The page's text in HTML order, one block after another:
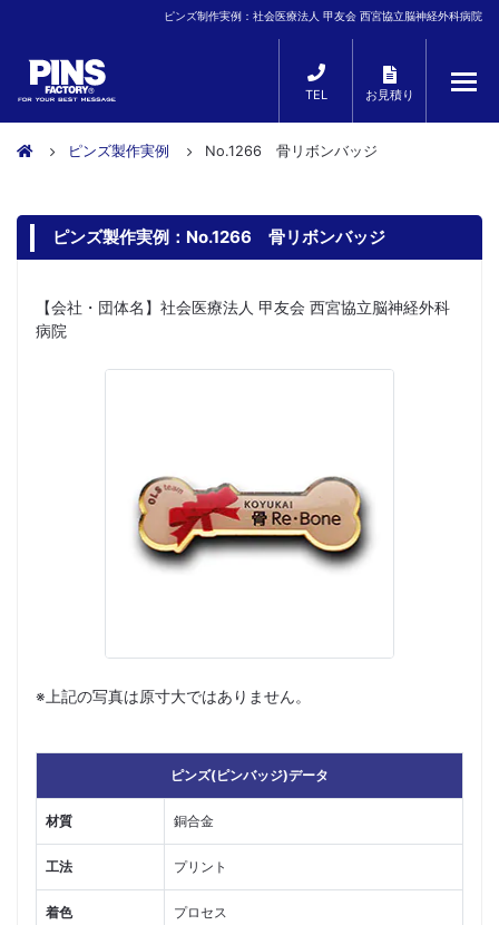
ピンズ制作実例：社会医療法人 甲友会 西宮協立脳神経外科病院
TEL お見積り
ピンズ製作実例 No.1266 骨リボンバッジ
ピンズ製作実例：No.1266 骨リボンバッジ
【会社・団体名】社会医療法人 甲友会 西宮協立脳神経外科
病院
※上記の写真は原寸大ではありません。
ピンズ(ピンバッジ)データ
材質 銅合金
工法 プリント
着色 プロセス